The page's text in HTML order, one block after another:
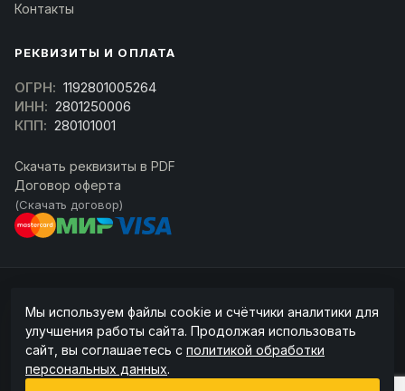
Контакты
РЕКВИЗИТЫ И ОПЛАТА
ОГРН: 1192801005264
ИНН: 2801250006
КПП: 280101001
Скачать реквизиты в PDF
Договор оферта
(Скачать договор)
ссылка на источник обязательна.
Информация на сайте не является публичной офертой (ст. 437 ГК РФ).
Политика конфиденциальности
Мы используем файлы cookie и счётчики аналитики для
улучшения работы сайта. Продолжая использовать
сайт, вы соглашаетесь с политикой обработки
персональных данных.